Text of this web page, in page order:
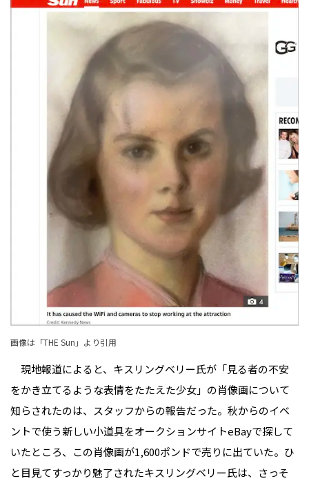
画像は「THE Sun 」より引用
現地報道によると、キスリングベリー氏が「見る者の不安
をかき立てるような表情をたたえた少女」の肖像画について
知らされたのは、スタッフからの報告だった。秋からのイベ
ントで使う新しい小道具をオークションサイトeBayで探して
いたところ、この肖像画が1,600ポンドで売りに出ていた。ひ
と目見てすっかり魅了されたキスリングベリー氏は、さっそ